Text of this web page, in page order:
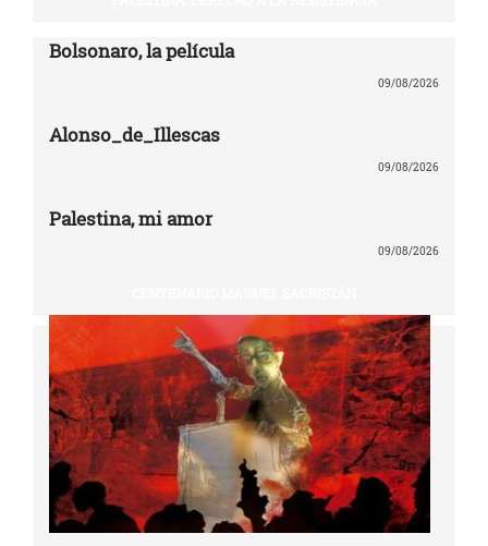
Bolsonaro, la película
09/08/2026
Alonso_de_Illescas
09/08/2026
Palestina, mi amor
09/08/2026